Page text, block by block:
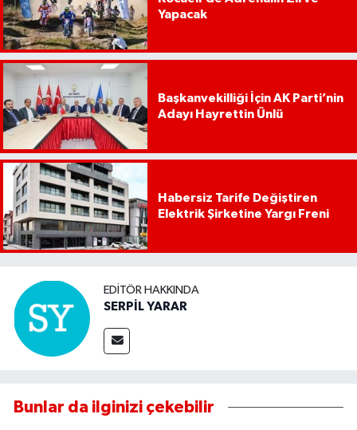
Yapacak
Başkanvekilliği İçin AK Parti’nin
Adayı Hayrettin Ünlü
Habersiz Tarife Değiştiren
Elektrik Şirketine Yargı Freni
EDITÖR HAKKINDA
SERPİL YARAR
Bunlar da ilginizi çekebilir